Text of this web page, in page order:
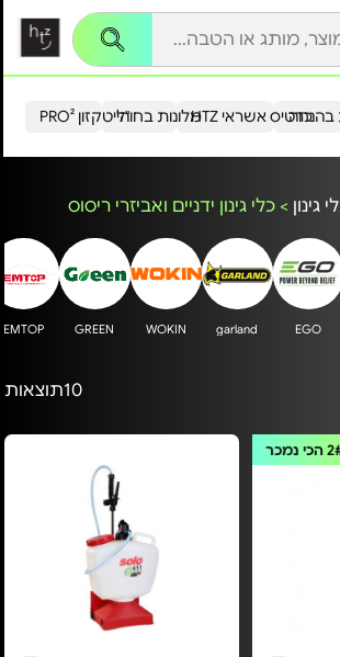
הייטקזון PRO²מלונות בחו"ל כרטיס אשראי HTZבהנחה
גינון > כלי גינון ידניים ואביזרי ריסוס
EGO
garland
WOKIN
GREEN
EMTOP
10תוצאות
הכי נמכר